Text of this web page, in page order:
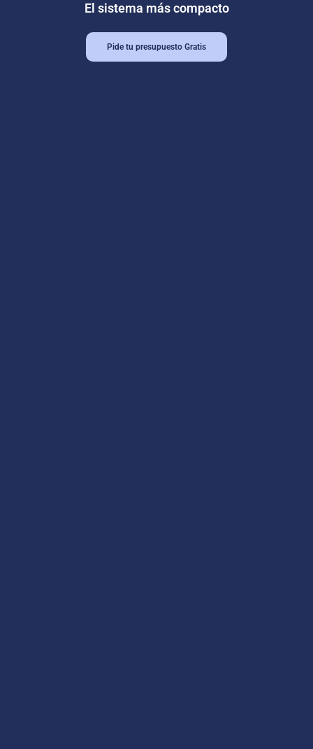
El sistema más compacto
Pide tu presupuesto Gratis